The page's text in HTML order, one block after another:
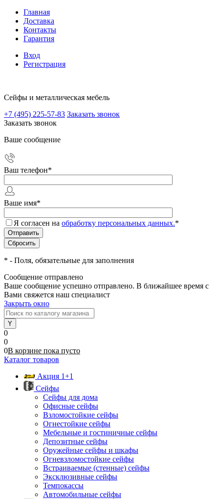
Главная
Доставка
Контакты
Гарантия
Вход
Регистрация
Сейфы и металлическая мебель
+7 (495) 225-57-83 Заказать звонок
Заказать звонок
Ваше сообщение
Ваш телефон*
Ваше имя*
Я согласен на обработку персональных данных.*
* - Поля, обязательные для заполнения
Сообщение отправлено
Ваше сообщение успешно отправлено. В ближайшее время с
Вами свяжется наш специалист
Закрыть окно
0
0
0В корзине пока пусто
Каталог товаров
Акция 1+1
Сейфы
Сейфы для дома
Офисные сейфы
Взломостойкие сейфы
Огнестойкие сейфы
Мебельные и гостиничные сейфы
Депозитные сейфы
Оружейные сейфы и шкафы
Огневзломостойкие сейфы
Встраиваемые (стенные) сейфы
Эксклюзивные сейфы
Темпокассы
Автомобильные сейфы